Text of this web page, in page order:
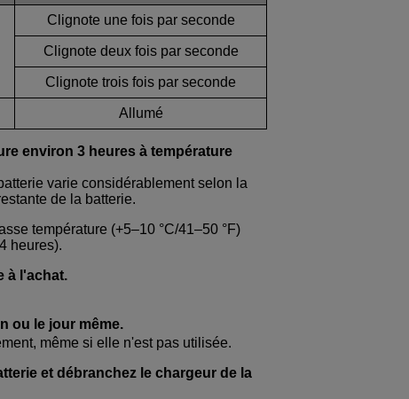
Clignote une fois par seconde
Clignote deux fois par seconde
Clignote trois fois par seconde
Allumé
environ 3 heures à température
varie considérablement selon la
de la batterie.
température (+5–10 °C/41–50 °F)
heures).
à l'achat.
ou le jour même.
même si elle n'est pas utilisée.
et débranchez le chargeur de la